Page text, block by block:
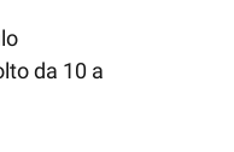
da 10 a